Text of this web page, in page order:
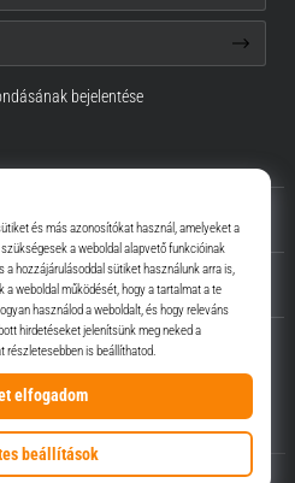
Top4Sport.hu
bejelentése